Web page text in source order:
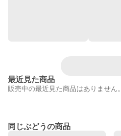
最近見た商品
販売中の最近見た商品はありません。
同じぶどうの商品